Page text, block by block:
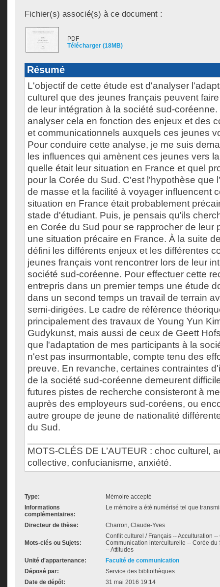
Fichier(s) associé(s) à ce document :
PDF
Télécharger (18MB)
Résumé
L'objectif de cette étude est d'analyser
culturel que des jeunes français peuvent
de leur intégration à la société sud-
analyser cela en fonction des enjeux et des
et communicationnels auxquels ces jeunes
Pour conduire cette analyse, je me suis
les influences qui amènent ces jeunes vers
quelle était leur situation en France et quel
pour la Corée du Sud. C'est l'hypothèse que
de masse et la facilité à voyager influencent
situation en France était probablement
stade d'étudiant. Puis, je pensais qu'ils
en Corée du Sud pour se rapprocher de leur
une situation précaire en France. À la suite
défini les différents enjeux et les différentes
jeunes français vont rencontrer lors de leur
société sud-coréenne. Pour effectuer cette
entrepris dans un premier temps une étude
dans un second temps un travail de terrain
semi-dirigées. Le cadre de référence
principalement des travaux de Young Yun
Gudykunst, mais aussi de ceux de Geett
que l'adaptation de mes participants à la
n'est pas insurmontable, compte tenu des
preuve. En revanche, certaines contraintes
de la société sud-coréenne demeurent
futures pistes de recherche consisteront à
auprès des employeurs sud-coréens, ou
autre groupe de jeune de nationalité
du Sud.
MOTS-CLÉS DE L’AUTEUR : choc culturel,
collective, confucianisme, anxiété.
Type:
Mémoire accepté
Informations
complémentaires:
Le mémoire a été numérisé tel que
Directeur de thèse: Charron, Claude-Yves
Mots-clés ou Sujets:
Conflit culturel / Français -- Acculturation
Communication interculturelle -- Corée du
-- Attitudes
Unité d'appartenance:
Faculté de communication
Déposé par:
Service des bibliothèques
Date de dépôt:
31 mai 2016 19:14